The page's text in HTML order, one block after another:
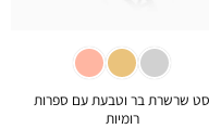
סט שרשרת בר וטבעת עם ספרות
רומיות